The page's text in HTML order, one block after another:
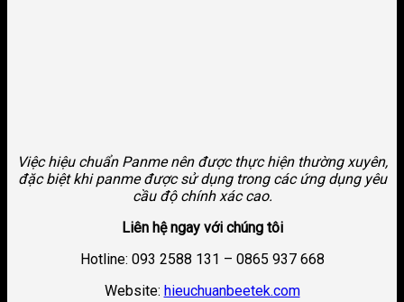
Việc hiệu chuẩn Panme nên được thực hiện thường xuyên,
đặc biệt khi panme được sử dụng trong các ứng dụng yêu
cầu độ chính xác cao.
Liên hệ ngay với chúng tôi
Hotline: 093 2588 131 – 0865 937 668
Website: hieuchuanbeetek.com